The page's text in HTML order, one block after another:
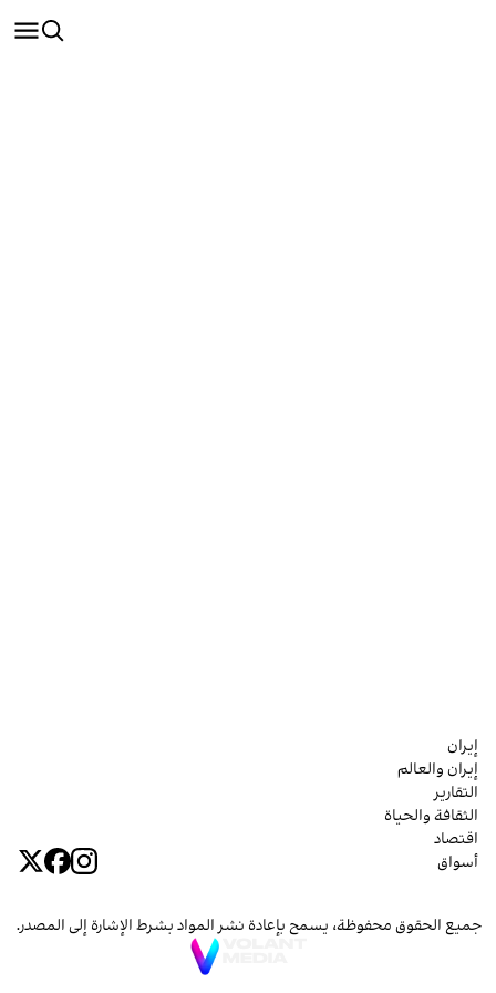
إيران
إيران والعالم
التقارير
الثقافة والحياة
اقتصاد
أسواق
جميع الحقوق محفوظة، يسمح بإعادة نشر المواد بشرط الإشارة إلى المصدر.